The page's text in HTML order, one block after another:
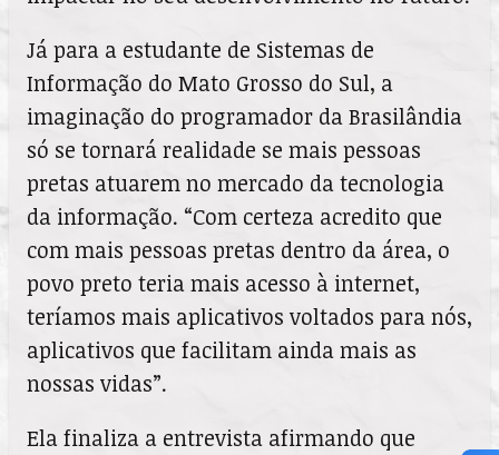
Já para a estudante de Sistemas de
Informação do Mato Grosso do Sul, a
imaginação do programador da Brasilândia
só se tornará realidade se mais pessoas
pretas atuarem no mercado da tecnologia
da informação. “Com certeza acredito que
com mais pessoas pretas dentro da área, o
povo preto teria mais acesso à internet,
teríamos mais aplicativos voltados para nós,
aplicativos que facilitam ainda mais as
nossas vidas”.
Ela finaliza a entrevista afirmando que